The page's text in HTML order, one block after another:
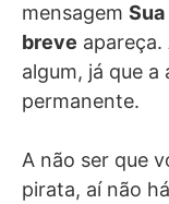
mensagem
breve
algum, já que
permanente.
A não ser que
pirata, aí não